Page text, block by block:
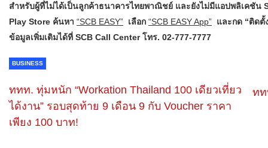
สำหรับผู้ที่ไม่ได้เป็นลูกค้าธนาคารไทยพาณิชย์ และยังไม่มีแอปพลิเคชัน
Play Store ค้นหา “SCB EASY” เลือก “SCB EASY App” และกด “ติดตั้
ข้อมูลเพิ่มเติมได้ที่ SCB Call Center โทร. 02-777-7777
BUSINESS
ททท. ทุ่มหนัก “Workation Thailand 100 เดียวเที่ยว
ได้งาน” รอบสุดท้าย 9 เดือน 9 กับ Voucher ราคา
เพียง 100 บาท!
ทท